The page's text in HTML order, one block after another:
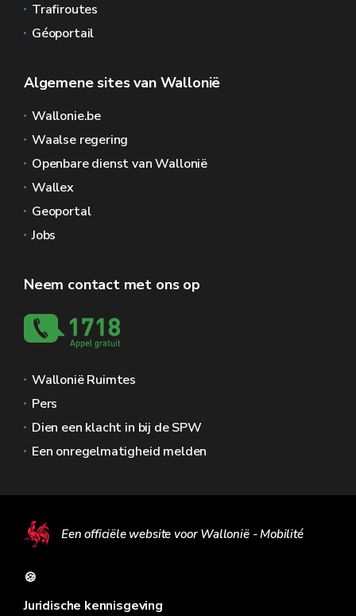
Trafiroutes
Géoportail
Algemene sites van Wallonië
Wallonie.be
Waalse regering
Openbare dienst van Wallonië
Wallex
Geoportal
Jobs
Neem contact met ons op
Wallonië Ruimtes
Pers
Dien een klacht in bij de SPW
Een onregelmatigheid melden
Een officiële website voor Wallonië - Mobilité
🍪
Juridische kennisgeving